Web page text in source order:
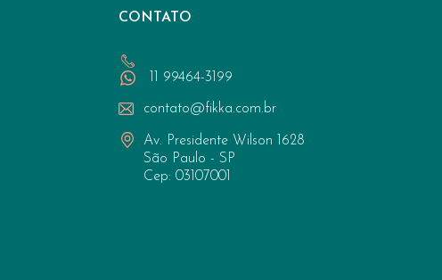
CONTATO
11 99464-3199
contato@fikka.com.br
Av. Presidente Wilson 1628
São Paulo - SP
Cep: 03107001